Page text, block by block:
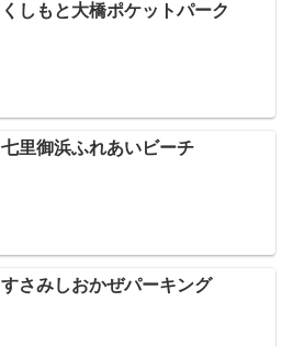
くしもと大橋ポケットパーク
七里御浜ふれあいビーチ
すさみしおかぜパーキング